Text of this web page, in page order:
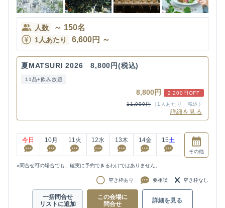
人数 ～ 150名
1人あたり 6,600円 ～
夏MATSURI 2026 8,800円(税込)
11品+飲み放題
8,800円
2,200円OFF
11,000円
（1人あたり・税込）
詳細を見る
今日 10月 11火 12水 13木 14金 15土
その他
※問合せ可の場合でも、確実に予約できるわけではありません。
空き枠あり 要相談 空き枠なし
一括問合せ
リストに追加
この会場に
問合せ
詳細を見る